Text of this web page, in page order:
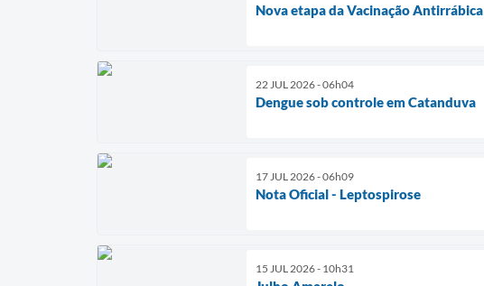
Nova etapa da Vacinação Antirrábica
22 JUL 2026 - 06h04
Dengue sob controle em Catanduva
17 JUL 2026 - 06h09
Nota Oficial - Leptospirose
15 JUL 2026 - 10h31